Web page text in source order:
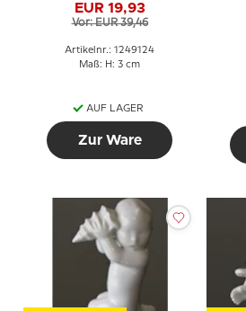
EUR 19,93
Vor: EUR 39,46
Artikelnr.: 1249124
Maß: H: 3 cm
AUF LAGER
Zur Ware